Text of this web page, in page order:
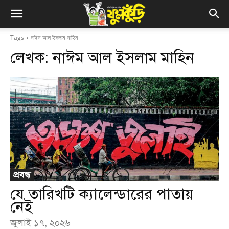
Tags নাঈম আল ইসলাম মাহিন
লেখক:নাঈম আল ইসলাম মাহিন
প্রবন্ধ
যে তারিখটি ক্যালেন্ডারের পাতায়
নেই
জুলাই ১৭, ২০২৬